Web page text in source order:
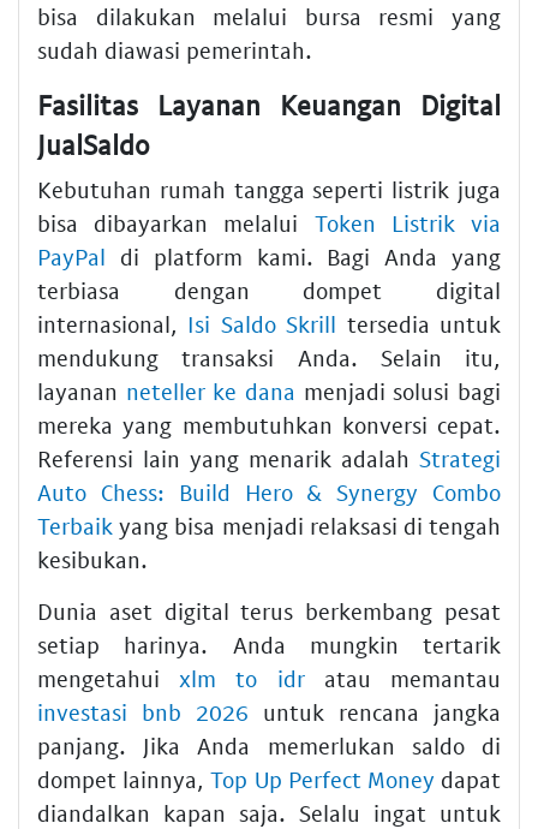
bisa dilakukan melalui bursa resmi yang
sudah diawasi pemerintah.
Fasilitas Layanan Keuangan Digital
JualSaldo
Kebutuhan rumah tangga seperti listrik juga
bisa dibayarkan melalui Token Listrik via
PayPal di platform kami. Bagi Anda yang
terbiasa dengan dompet digital
internasional, Isi Saldo Skrill tersedia untuk
mendukung transaksi Anda. Selain itu,
layanan neteller ke dana menjadi solusi bagi
mereka yang membutuhkan konversi cepat.
Referensi lain yang menarik adalah Strategi
Auto Chess: Build Hero & Synergy Combo
Terbaik yang bisa menjadi relaksasi di tengah
kesibukan.
Dunia aset digital terus berkembang pesat
setiap harinya. Anda mungkin tertarik
mengetahui xlm to idratau memantau
investasi bnb 2026 untuk rencana jangka
panjang. Jika Anda memerlukan saldo di
dompet lainnya,Top Up Perfect Money dapat
diandalkan kapan saja. Selalu ingat untuk